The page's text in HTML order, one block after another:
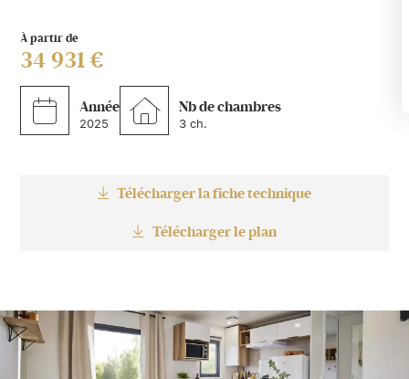
À partir de
34 931 €
Année
2025
Nb de chambres
3 ch.
Télécharger la fiche technique
Télécharger le plan